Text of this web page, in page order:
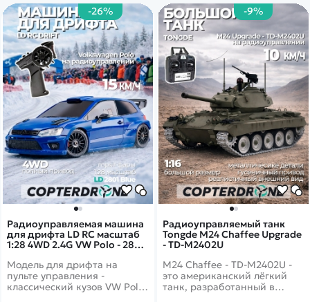
-26%
Радиоуправляемая машина
для дрифта LD RC масштаб
1:28 4WD 2.4G VW Polo - 2801
Модель для дрифта на
пульте управления -
классический кузов VW Polo.
-9%
Радиоуправляемый танк
Tongde M24 Chaffee Upgrade
- TD-M2402U
M24 Chaffee - TD-M2402U -
это американский лёгкий
танк, разработанный в